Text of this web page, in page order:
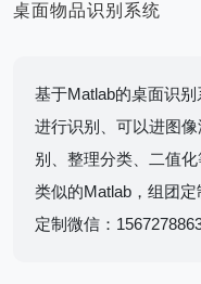
桌面物品识别系统
基于Matlab的桌面识
进行识别、可以进图
别、整理分类、二值
类似的Matlab，组团
定制微信：